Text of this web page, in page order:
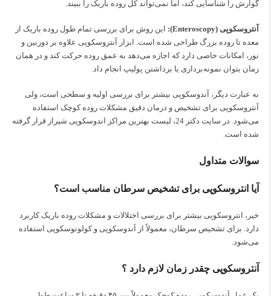
گوارش را شناسایی کند، اما نمی‌تواند کل روده باریک را ببیند.
آنتروسکوپی (Enteroscopy):
این روش برای بررسی تمام طول روده باریک از
معده تا روده بزرگ طراحی شده است. ابزار آنتروسکوپی علاوه بر دوربین و
نور، امکانات خاصی دارد که اجازه می‌دهد به عمق روده حرکت کند و در همان
زمان بتوان نمونه‌برداری یا برداشتن پولیپ انجام داد.
به عبارت دیگر، آندوسکوپی بیشتر برای بررسی اولیه و سطحی است، ولی
آنتروسکوپی برای تشخیص و درمان دقیق مشکلات روده کوچک استفاده
می‌شود. در سایت دکتر 24، لیست بهترین
مراکز اندوسکوپی شیراز قرار گرفته
شده است.
سوالات متداول
آیا انتروسکوپی برای تشخیص سرطان مناسب است؟
خیر، انتروسکوپی بیشتر برای بررسی اختلالات و مشکلات روده باریک کاربرد
دارد. برای تشخیص سرطان، معمولاً از آندوسکوپی و کولونوسکوپی استفاده
می‌شود.
آنتروسکوپی چقدر زمان لازم دارد ؟